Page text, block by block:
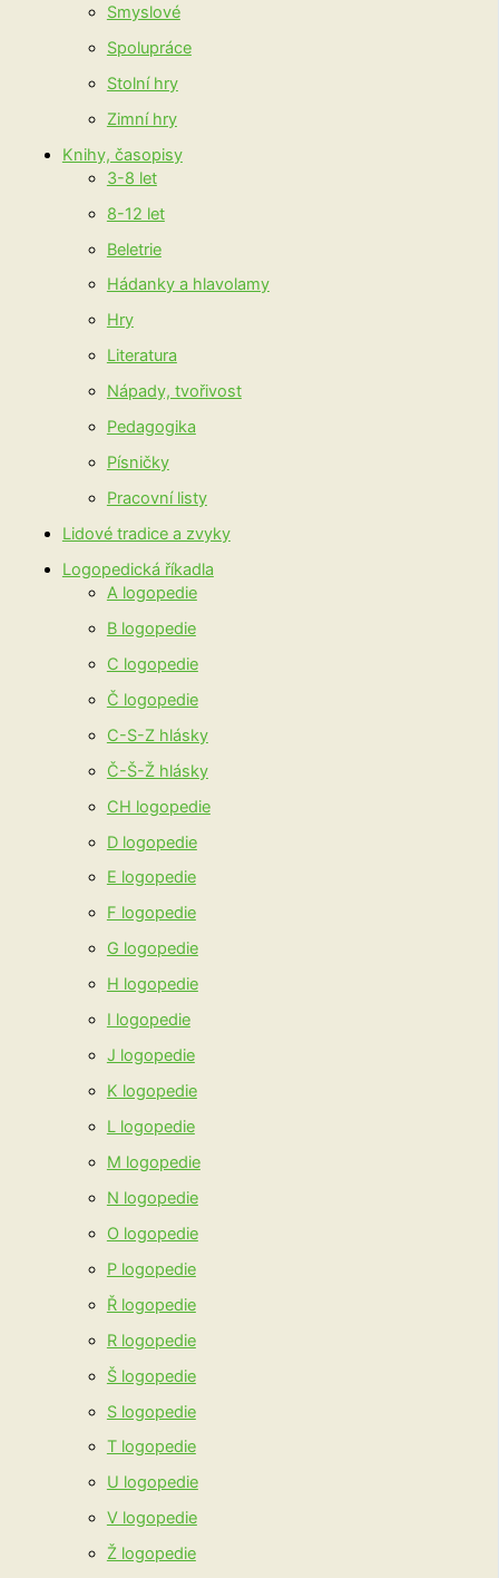
Smyslové
Spolupráce
Stolní hry
Zimní hry
Knihy, časopisy
3-8 let
8-12 let
Beletrie
Hádanky a hlavolamy
Hry
Literatura
Nápady, tvořivost
Pedagogika
Písničky
Pracovní listy
Lidové tradice a zvyky
Logopedická říkadla
A logopedie
B logopedie
C logopedie
Č logopedie
C-S-Z hlásky
Č-Š-Ž hlásky
CH logopedie
D logopedie
E logopedie
F logopedie
G logopedie
H logopedie
I logopedie
J logopedie
K logopedie
L logopedie
M logopedie
N logopedie
O logopedie
P logopedie
Ř logopedie
R logopedie
Š logopedie
S logopedie
T logopedie
U logopedie
V logopedie
Ž logopedie